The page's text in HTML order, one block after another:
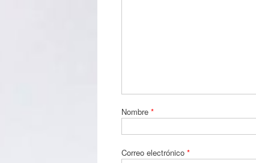
Nombre *
Correo electrónico *